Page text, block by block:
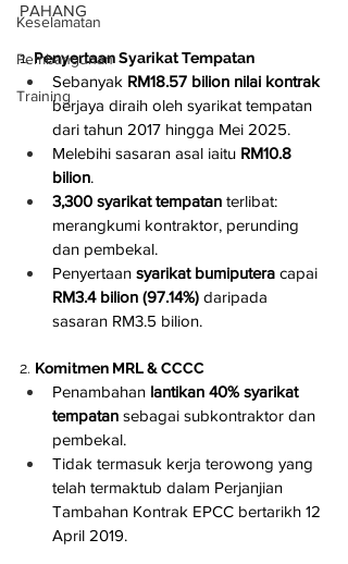
Keselamatan
Pembangunan
Training
PAHANG
1. Penyertaan Syarikat Tempatan
Sebanyak RM18.57 bilion nilai kontrak
berjaya diraih oleh syarikat tempatan
dari tahun 2017 hingga Mei 2025.
Melebihi sasaran asal iaitu RM10.8
bilion.
3,300 syarikat tempatan terlibat:
merangkumi kontraktor, perunding
dan pembekal.
Penyertaan syarikat bumiputera capai
RM3.4 bilion (97.14%) daripada
sasaran RM3.5 bilion.
2. Komitmen MRL & CCCC
Penambahan lantikan 40% syarikat
tempatan sebagai subkontraktor dan
pembekal.
Tidak termasuk kerja terowong yang
telah termaktub dalam Perjanjian
Tambahan Kontrak EPCC bertarikh 12
April 2019.